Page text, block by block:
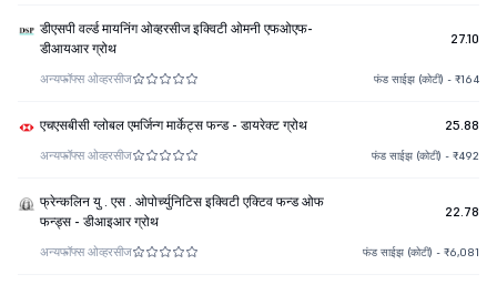
डीएसपी वर्ल्ड मायनिंग ओव्हरसीज इक्विटी ओमनी एफओएफ-
डीआयआर ग्रोथ
27.10
अन्यफॉफ्स ओव्हरसीज फंड साईझ (कोटी) - ₹164
एचएसबीसी ग्लोबल एमर्जिन्ग मार्केट्स फन्ड - डायरेक्ट ग्रोथ 25.88
अन्यफॉफ्स ओव्हरसीज फंड साईझ (कोटी) - ₹492
फ्रेन्कलिन यु . एस . ओपोर्च्युनिटिस इक्विटी एक्टिव फन्ड ओफ
फन्ड्स - डीआइआर ग्रोथ
22.78
अन्यफॉफ्स ओव्हरसीज फंड साईझ (कोटी) - ₹6,081